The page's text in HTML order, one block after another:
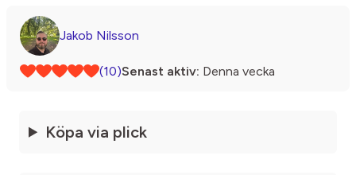
Jakob Nilsson
(10)Senast aktiv: Denna vecka
Köpa via plick